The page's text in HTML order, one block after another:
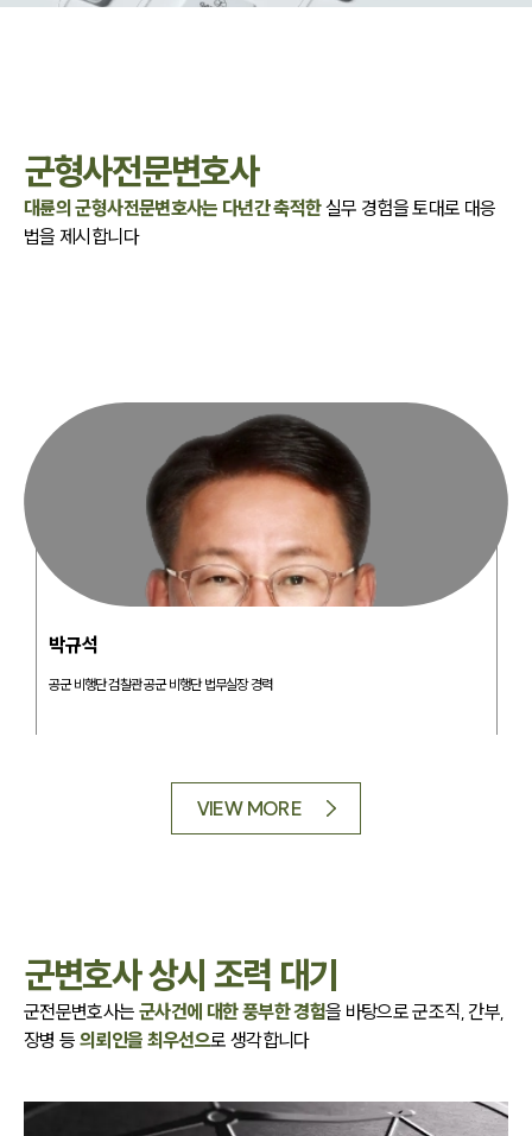
군형사전문변호사
대륜의 군형사전문변호사는 다년간 축적한실무 경험을 토대로 대응
법을 제시합니다
박규석
공군 비행단 검찰관 공군 비행단 법무실장 경력
VIEW MORE
군변호사 상시 조력 대기
군전문변호사는 군사건에 대한 풍부한 경험을 바탕으로군조직, 간부,
장병 등 의뢰인을 최우선으로 생각합니다